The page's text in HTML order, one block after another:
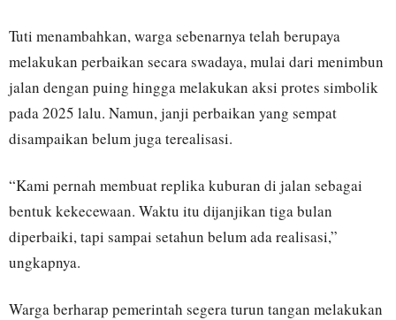
Tuti menambahkan, warga sebenarnya telah berupaya
melakukan perbaikan secara swadaya, mulai dari menimbun
jalan dengan puing hingga melakukan aksi protes simbolik
pada 2025 lalu. Namun, janji perbaikan yang sempat
disampaikan belum juga terealisasi.
“Kami pernah membuat replika kuburan di jalan sebagai
bentuk kekecewaan. Waktu itu dijanjikan tiga bulan
diperbaiki, tapi sampai setahun belum ada realisasi,”
ungkapnya.
Warga berharap pemerintah segera turun tangan melakukan